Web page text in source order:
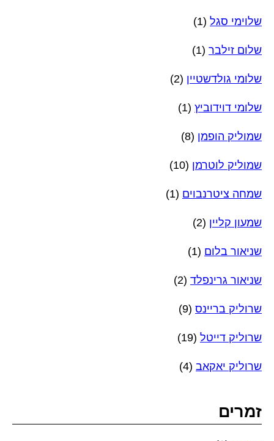
שלוימי סגל (1)
שלום זילבר (1)
שלומי גולדשטיין (2)
שלומי דוידוביץ (1)
שמוליק הופמן (8)
שמוליק לוטרמן (10)
שמחה ציטרנבוים (1)
שמעון קליין (2)
שניאור בלום (1)
שניאור גרינפלד (2)
שרוליק בריינס (9)
שרוליק דייטל (19)
שרוליק יאקאב (4)
זמרים